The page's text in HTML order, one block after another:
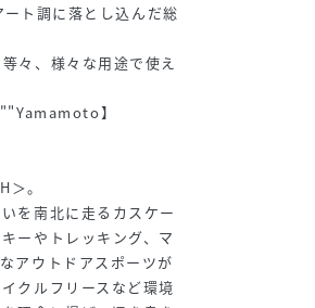
ト調に落とし込んだ総
々、様々な用途で使え
】
。
を南北に走るカスケー
ーやトレッキング、マ
アウトドアスポーツが
クルフリースなど環境